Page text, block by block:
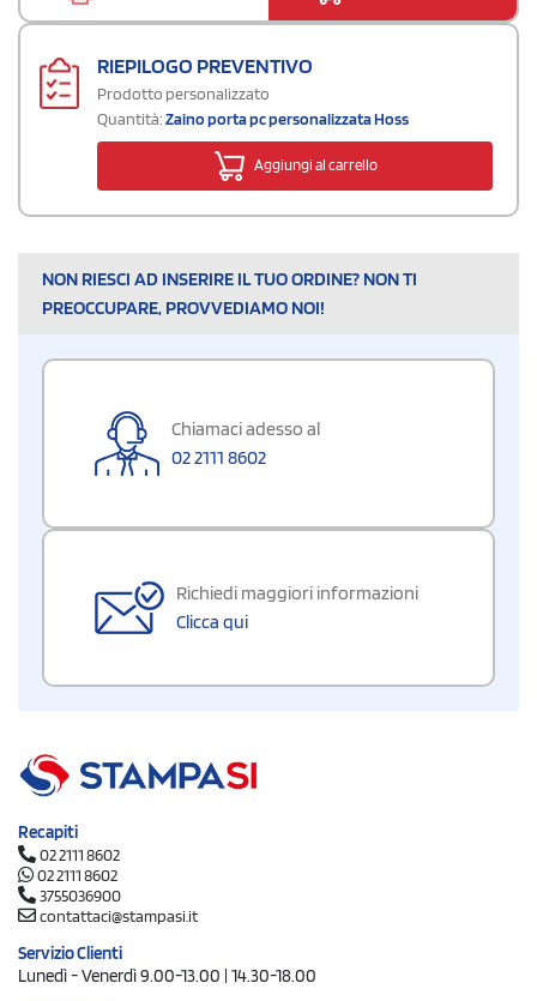
RIEPILOGO PREVENTIVO
Prodotto personalizzato
Quantità:Zaino porta pc personalizzata Hoss
Aggiungi al carrello
NON RIESCI AD INSERIRE IL TUO ORDINE? NON TI
PREOCCUPARE, PROVVEDIAMO NOI!
Chiamaci adesso al
02 2111 8602
Richiedi maggiori informazioni
Clicca qui
Recapiti
02 2111 8602
02 2111 8602
3755036900
contattaci@stampasi.it
Servizio Clienti
Lunedì - Venerdì 9.00-13.00 | 14.30-18.00